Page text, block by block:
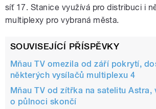
síť 17. Stanice využívá pro distribuci i
multiplexy pro vybraná města.
SOUVISEJÍCÍ PŘÍSPĚVKY
Mňau TV omezila od září pokrytí,
některých vysílačů multiplexu 4
Mňau TV od zítřka na satelitu Astra,
o půlnoci skončí